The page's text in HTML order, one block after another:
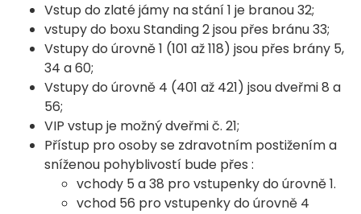
Vstup do zlaté jámy na stání 1 je branou 32;
vstupy do boxu Standing 2 jsou přes bránu 33;
Vstupy do úrovně 1 (101 až 118) jsou přes brány 5,
34 a 60;
Vstupy do úrovně 4 (401 až 421) jsou dveřmi 8 a
56;
VIP vstup je možný dveřmi č. 21;
Přístup pro osoby se zdravotním postižením a
sníženou pohyblivostí bude přes :
vchody 5 a 38 pro vstupenky do úrovně 1.
vchod 56 pro vstupenky do úrovně 4